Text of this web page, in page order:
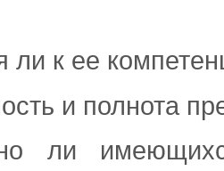
ли к ее
и полнота
ли